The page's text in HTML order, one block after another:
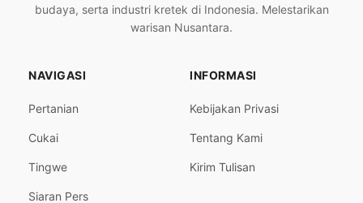
budaya, serta industri kretek di Indonesia. Melestarikan
warisan Nusantara.
NAVIGASI
Pertanian
Cukai
Tingwe
Siaran Pers
INFORMASI
Kebijakan Privasi
Tentang Kami
Kirim Tulisan